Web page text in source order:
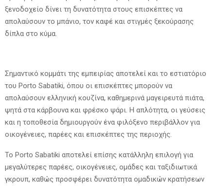
ξενοδοχείο δίνει τη δυνατότητα στους επισκέπτες να
απολαύσουν το μπάνιο, τον καφέ και στιγμές ξεκούρασης
δίπλα στο κύμα.
Σημαντικό κομμάτι της εμπειρίας αποτελεί και το εστιατόριο
του Porto Sabatiki, όπου οι επισκέπτες μπορούν να
απολαύσουν ελληνική κουζίνα, καθημερινά μαγειρευτά πιάτα,
ψητά στα κάρβουνα και φρέσκο ψάρι. Η απλότητα, οι γεύσεις
και η τοποθεσία δημιουργούν ένα φιλόξενο περιβάλλον για
οικογένειες, παρέες και επισκέπτες της περιοχής.
Το Porto Sabatiki αποτελεί επίσης κατάλληλη επιλογή για
μεγαλύτερες παρέες, οικογένειες, ομάδες και ταξιδιωτικά
γκρουπ, καθώς προσφέρει δυνατότητα ομαδικών κρατήσεων